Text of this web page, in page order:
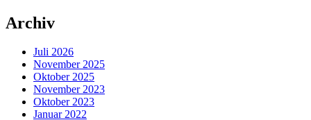
Archiv
Juli 2026
November 2025
Oktober 2025
November 2023
Oktober 2023
Januar 2022